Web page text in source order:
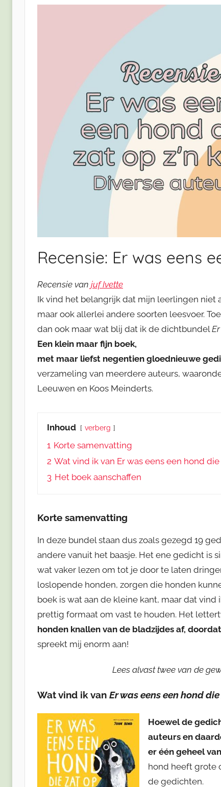
Recensie: Er was eens
Recensie van juf Ivette
Ik vind het belangrijk dat mijn leerlingen niet
maar ook allerlei andere soorten leesvoer.
dan ook maar wat blij dat ik de dichtbundel
Een klein maar fijn boek,
met maar liefst negentien gloednieuwe
verzameling van meerdere auteurs,
Leeuwen en Koos Meinderts.
Inhoud verberg
1 Korte samenvatting
2 Wat vind ik van Er was eens een hond die
3 Het boek aanschaffen
Korte samenvatting
In deze bundel staan dus zoals gezegd 19
andere vanuit het baasje. Het ene gedicht is
wat vaker lezen om tot je door te laten
loslopende honden, zorgen die honden
boek is wat aan de kleine kant, maar dat
prettig formaat om vast te houden. Het
honden knallen van de bladzijdes af,
spreekt mij enorm aan!
Lees alvast twee van de
Wat vind ik van Er was eens een hond
Hoewel de
auteurs en
er één geheel
hond heeft grote
de gedichten.